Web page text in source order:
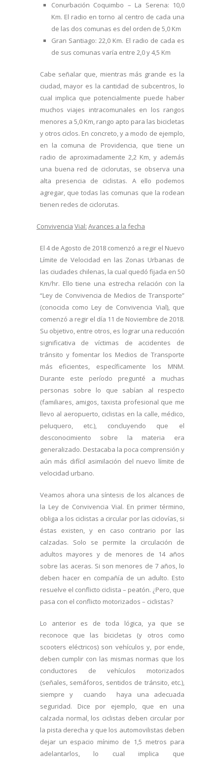
Conurbación Coquimbo – La Serena: 10,0
Km. El radio en torno al centro de cada una
de las dos comunas es del orden de 5,0 Km
Gran Santiago: 22,0 Km. El radio de cada es
de sus comunas varía entre 2,0 y 4,5 Km
Cabe señalar que, mientras más grande es la
ciudad, mayor es la cantidad de subcentros, lo
cual implica que potencialmente puede haber
muchos viajes intracomunales en los rangos
menores a 5,0 Km, rango apto para las bicicletas
y otros ciclos. En concreto, y a modo de ejemplo,
en la comuna de Providencia, que tiene un
radio de aproximadamente 2,2 Km, y además
una buena red de ciclorutas, se observa una
alta presencia de ciclistas. A ello podemos
agregar, que todas las comunas que la rodean
tienen redes de ciclorutas.
Convivencia Vial: Avances a la fecha
El 4 de Agosto de 2018 comenzó a regir el Nuevo
Límite de Velocidad en las Zonas Urbanas de
las ciudades chilenas, la cual quedó fijada en 50
Km/hr. Ello tiene una estrecha relación con la
“Ley de Convivencia de Medios de Transporte”
(conocida como Ley de Convivencia Vial), que
comenzó a regir el día 11 de Noviembre de 2018.
Su objetivo, entre otros, es lograr una reducción
significativa de víctimas de accidentes de
tránsito y fomentar los Medios de Transporte
más eficientes, específicamente los MNM.
Durante este período pregunté a muchas
personas sobre lo que sabían al respecto
(familiares, amigos, taxista profesional que me
llevo al aeropuerto, ciclistas en la calle, médico,
peluquero, etc.), concluyendo que el
desconocimiento sobre la materia era
generalizado. Destacaba la poca comprensión y
aún más difícil asimilación del nuevo límite de
velocidad urbano.
Veamos ahora una síntesis de los alcances de
la Ley de Convivencia Vial. En primer término,
obliga a los ciclistas a circular por las ciclovías, si
éstas existen, y en caso contrario por las
calzadas. Solo se permite la circulación de
adultos mayores y de menores de 14 años
sobre las aceras. Si son menores de 7 años, lo
deben hacer en compañía de un adulto. Esto
resuelve el conflicto ciclista – peatón. ¿Pero, que
pasa con el conflicto motorizados – ciclistas?
Lo anterior es de toda lógica, ya que se
reconoce que las bicicletas (y otros como
scooters eléctricos) son vehículos y, por ende,
deben cumplir con las mismas normas que los
conductores de vehículos motorizados
(señales, semáforos, sentidos de tránsito, etc.),
siempre y cuando haya una adecuada
seguridad. Dice por ejemplo, que en una
calzada normal, los ciclistas deben circular por
la pista derecha y que los automovilistas deben
dejar un espacio mínimo de 1,5 metros para
adelantarlos, lo cual implica que